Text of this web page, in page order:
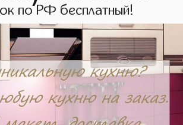
по РФ бесплатный!